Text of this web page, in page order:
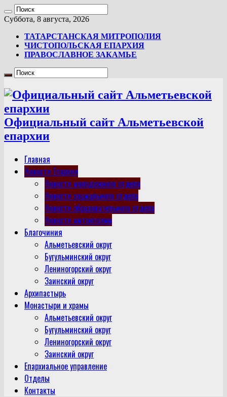
Суббота, 8 августа, 2026
ТАТАРСТАНСКАЯ МИТРОПОЛИЯ
ЧИСТОПОЛЬСКАЯ ЕПАРХИЯ
ПРАВОСЛАВНОЕ ЗАКАМЬЕ
Официальный сайт Альметьевской
епархии
Главная
Новости Епархии
Новости молодежного отдела
Новости социального отдела
Новости образовательного отдела
Новости митрополии
Благочиния
Альметьевский округ
Бугульминский округ
Лениногорский округ
Заинский округ
Архипастырь
Монастыри и храмы
Альметьевский округ
Бугульминский округ
Лениногорский округ
Заинский округ
Епархиальное управление
Отделы
Контакты